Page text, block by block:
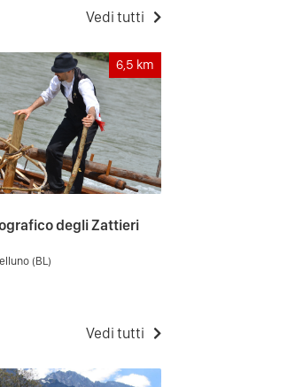
Vedi tutti
6,5 km
degli Zattieri
(BL)
Vedi tutti